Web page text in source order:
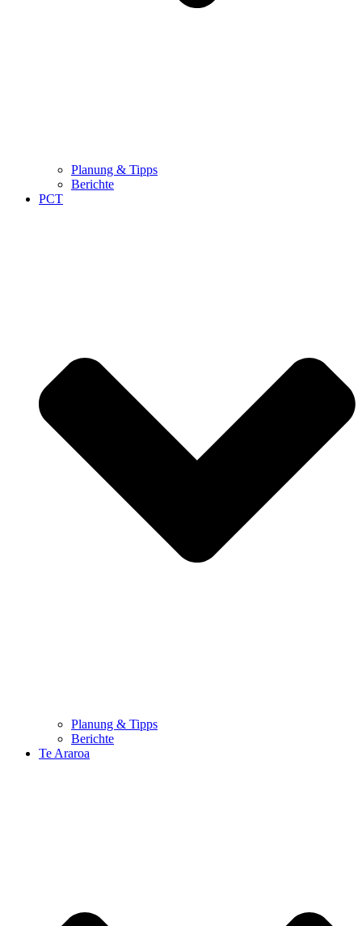
Planung & Tipps
Berichte
PCT
Planung & Tipps
Berichte
Te Araroa